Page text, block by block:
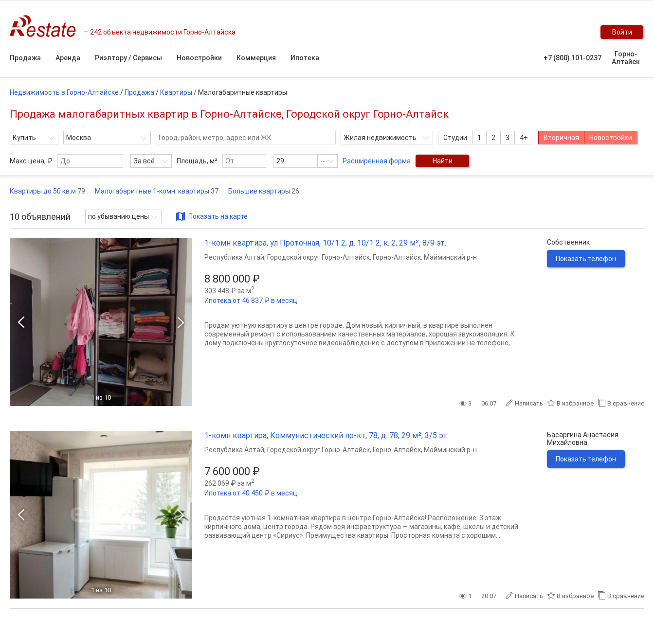
242 объекта недвижимости Горно-Алтайска Войти
Продажа Аренда Риэлтору / Сервисы Новостройки Коммерция Ипотека +7 (800) 101-0237
Горно-
Алтайск
Недвижимость в Горно-Алтайске / Продажа / Квартиры / Малогабаритные квартиры
Продажа малогабаритных квартир в Горно-Алтайске, Городской округ Горно-Алтайск
Купить Москва Жилая недвижимость Студии 1 2 3 4+ Вторичная Новостройки
Макс цена, ₽ За всё Площадь, м² -- Расширенная форма Найти
Квартиры до 50 кв.м 79 Малогабаритные 1-комн. квартиры 37 Большие квартиры 26
10 объявлений по убыванию цены Показать на карте
1 из 10
1-комн квартира, ул Проточная, 10/1 2, д. 10/1 2, к. 2, 29 м², 8/9 эт.
8 800 000 ₽
303 448 ₽ за м2
Ипотека от 46 837 ₽ в месяц
Республика Алтай, Городской округ Горно-Алтайск, Горно-Алтайск, Майминский р-н
Продам уютную квартиру в центре городе. Дом новый, кирпичный, в квартире выполнен
современный ремонт с использованием качественных материалов, хорошая звукоизоляция. К
дому подключены круглосуточное видеонаблюдение с доступом в приложении на телефоне,...
Собственник
Показать телефон
3 06.07 Написать В избранное В сравнение
1 из 10
1-комн квартира, Коммунистический пр-кт, 78, д. 78, 29 м², 3/5 эт.
7 600 000 ₽
262 069 ₽ за м2
Ипотека от 40 450 ₽ в месяц
Республика Алтай, Городской округ Горно-Алтайск, Горно-Алтайск, Майминский р-н
Продаётся уютная 1-комнатная квартира в центре Горно-Алтайска! Расположение: 3 этаж
кирпичного дома, центр города. Рядом вся инфраструктура — магазины, кафе, школы и детский
развивающий центр «Сириус». Преимущества квартиры: Просторная комната с хорошим...
Басаргина Анастасия
Михайловна
Показать телефон
1 20.07 Написать В избранное В сравнение